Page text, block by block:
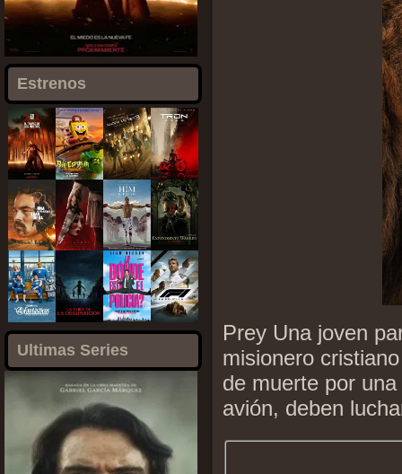
Estrenos
Ultimas Series
Prey Una joven
misionero
de muerte por
avión, deben